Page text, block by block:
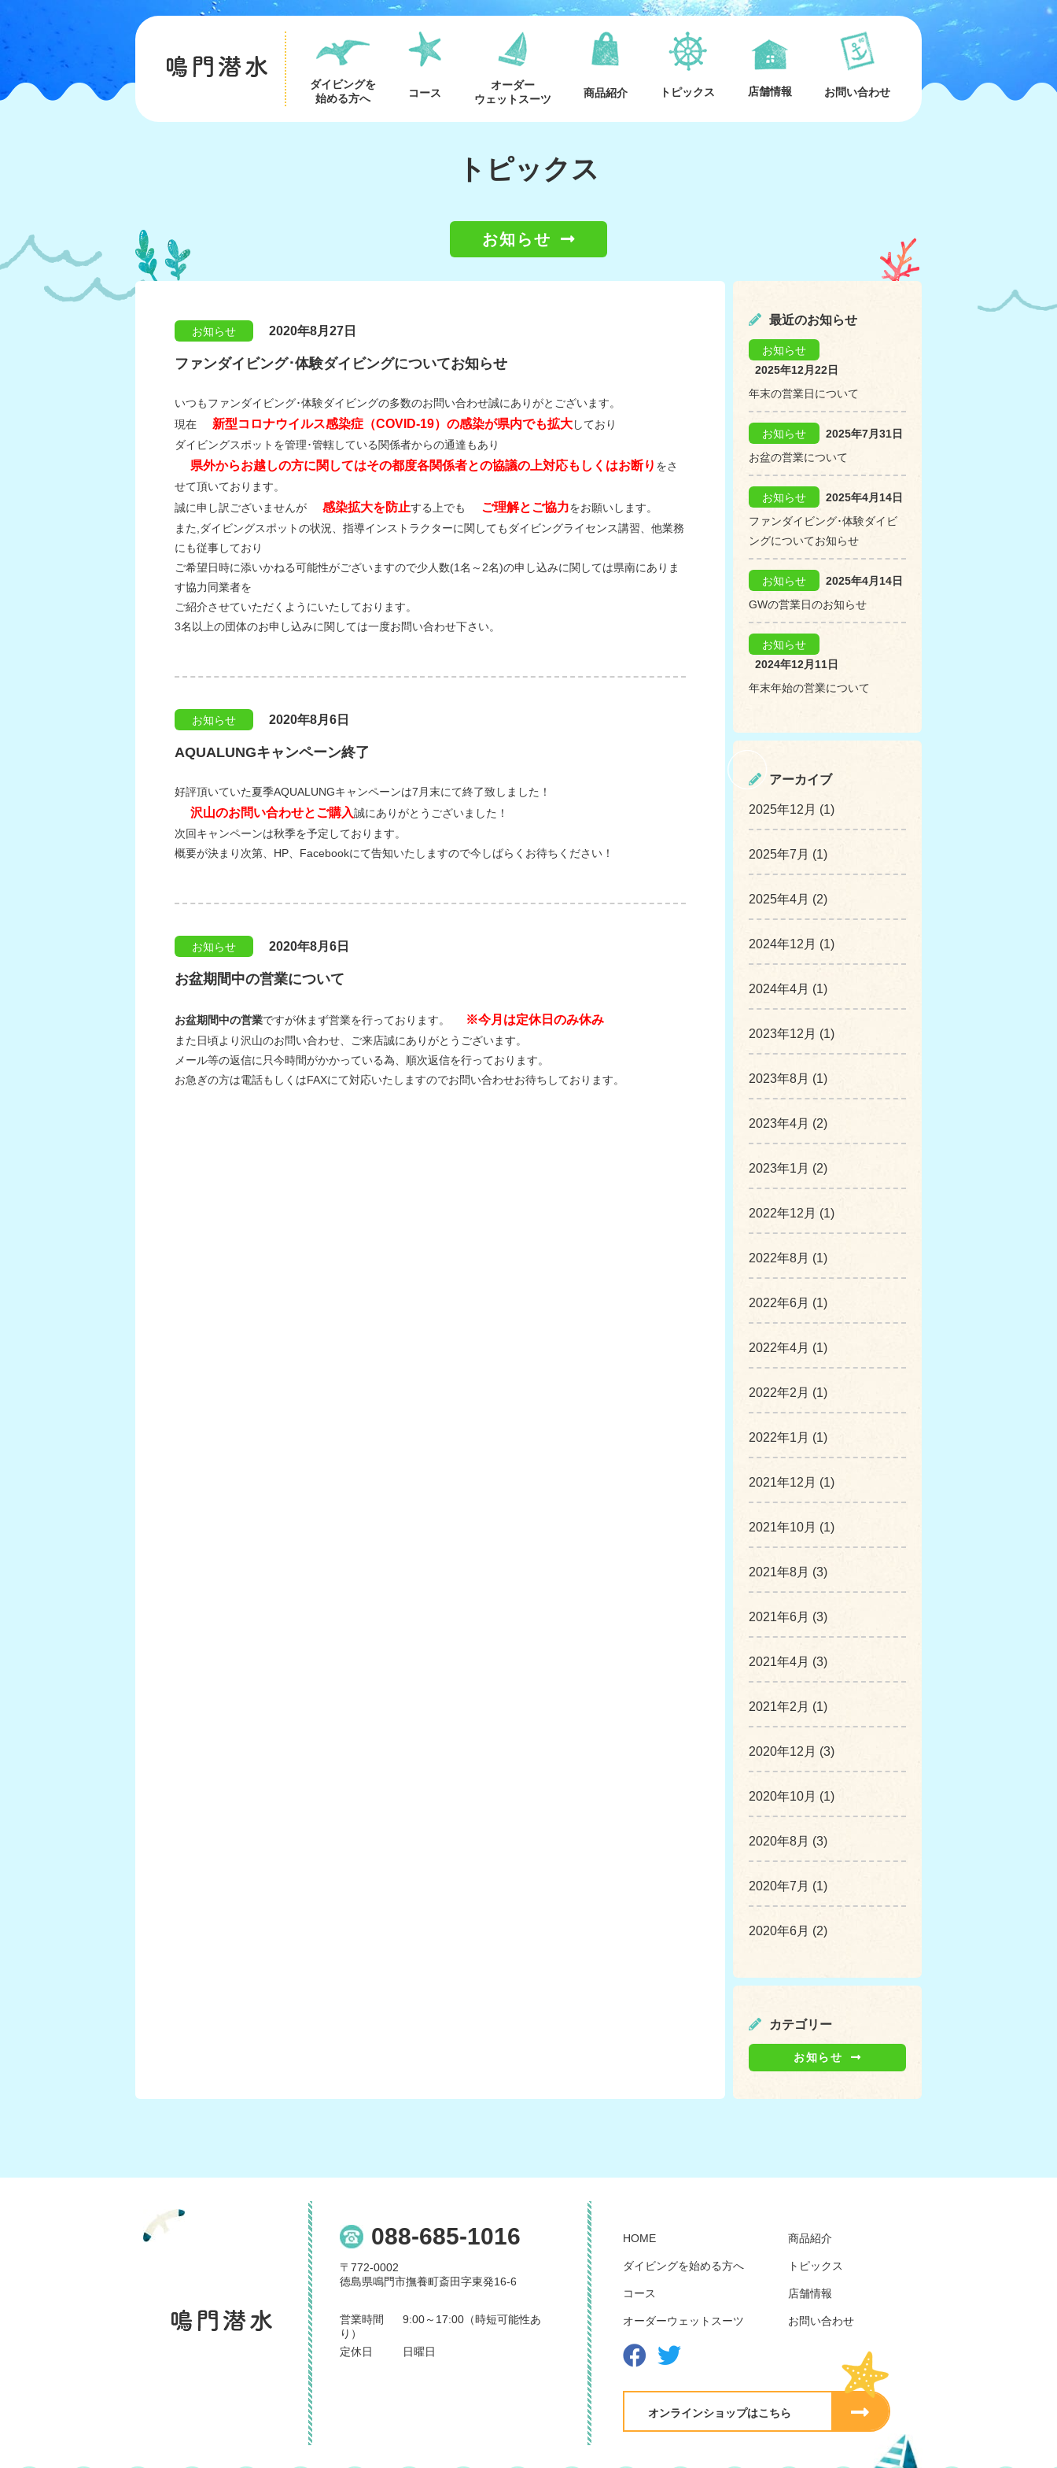
ダイビングを
始める方へ
コース
オーダー
ウェットスーツ
商品紹介 トピックス 店舗情報 お問い合わせ
トピックス
お知らせ
お知らせ 2020年8月27日
ファンダイビング･体験ダイビングについてお知らせ
いつもファンダイビング･体験ダイビングの多数のお問い合わせ誠にありがとございます。
現在
新型コロナウイルス感染症（COVID-19）の感染が県内でも拡大しており
ダイビングスポットを管理･管轄している関係者からの通達もあり
県外からお越しの方に関してはその都度各関係者との協議の上対応もしくはお断り をさ
せて頂いております。
誠に申し訳ございませんが
感染拡大を防止する上でも ご理解とご協力をお願いします。
また,ダイビングスポットの状況、指導インストラクターに関してもダイビングライセンス講習、他業務
にも従事しており
ご希望日時に添いかねる可能性がございますので少人数(1名～2名)の申し込みに関しては県南にありま
す協力同業者を
ご紹介させていただくようにいたしております。
3名以上の団体のお申し込みに関しては一度お問い合わせ下さい。
お知らせ 2020年8月6日
AQUALUNGキャンペーン終了
好評頂いていた夏季AQUALUNGキャンペーンは7月末にて終了致しました！
沢山のお問い合わせとご購入誠にありがとうございました！
次回キャンペーンは秋季を予定しております。
概要が決まり次第、HP、Facebookにて告知いたしますので今しばらくお待ちください！
お知らせ 2020年8月6日
お盆期間中の営業について
お盆期間中の営業ですが休まず営業を行っております。 ※今月は定休日のみ休み
また日頃より沢山のお問い合わせ、ご来店誠にありがとうございます。
メール等の返信に只今時間がかかっている為、順次返信を行っております。
お急ぎの方は電話もしくはFAXにて対応いたしますのでお問い合わせお待ちしております。
最近のお知らせ
お知らせ
2025年12月22日
年末の営業日について
お知らせ
2025年7月31日
お盆の営業について
お知らせ
2025年4月14日
ファンダイビング･体験ダイビ
ングについてお知らせ
お知らせ
2025年4月14日
GWの営業日のお知らせ
お知らせ
2024年12月11日
年末年始の営業について
アーカイブ
2025年12月 (1)
2025年7月 (1)
2025年4月 (2)
2024年12月 (1)
2024年4月 (1)
2023年12月 (1)
2023年8月 (1)
2023年4月 (2)
2023年1月 (2)
2022年12月 (1)
2022年8月 (1)
2022年6月 (1)
2022年4月 (1)
2022年2月 (1)
2022年1月 (1)
2021年12月 (1)
2021年10月 (1)
2021年8月 (3)
2021年6月 (3)
2021年4月 (3)
2021年2月 (1)
2020年12月 (3)
2020年10月 (1)
2020年8月 (3)
2020年7月 (1)
2020年6月 (2)
カテゴリー
お知らせ
088-685-1016
〒772-0002
徳島県鳴門市撫養町斎田字東発16-6
営業時間
9:00～17:00（時短可能性あ
り）
定休日
日曜日
HOME 商品紹介
ダイビングを始める方へ トピックス
コース 店舗情報
オーダーウェットスーツ お問い合わせ
オンラインショップはこちら